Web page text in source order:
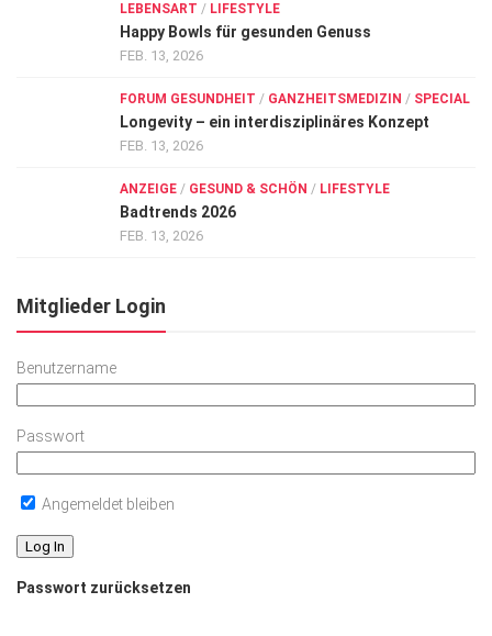
LEBENSART / LIFESTYLE
Happy Bowls für gesunden Genuss
FEB. 13, 2026
FORUM GESUNDHEIT / GANZHEITSMEDIZIN / SPECIAL
Longevity – ein interdisziplinäres Konzept
FEB. 13, 2026
ANZEIGE / GESUND & SCHÖN / LIFESTYLE
Badtrends 2026
FEB. 13, 2026
Mitglieder Login
Benutzername
Passwort
Angemeldet bleiben
Passwort zurücksetzen